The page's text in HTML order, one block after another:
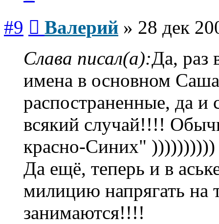
#9 Валерий » 28 дек
Слава писал(а):Да, раз
имена в основном
распостраненные, да
всякий случай!!!!
красно-Синих" ))))))))))
Да ещё, теперь и в
милицию напрягать на
занимаются!!!!